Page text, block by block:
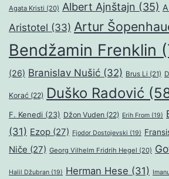
Agata Kristi (20) Albert Ajnštajn (35)
Aristotel (33) Artur
Bendžamin Frenklin
(26) Branislav Nušić (32) Brus Li (21)
Korać (22) Duško Radović
F. Kenedi (23) Džon Vuden (22) Erih From (19)
(31) Ezop (27) Fjodor Dostojevski (19)
Niče (27) Georg Vilhelm Fridrih Hegel (20)
Halil Džubran (19) Herman Hese (31)